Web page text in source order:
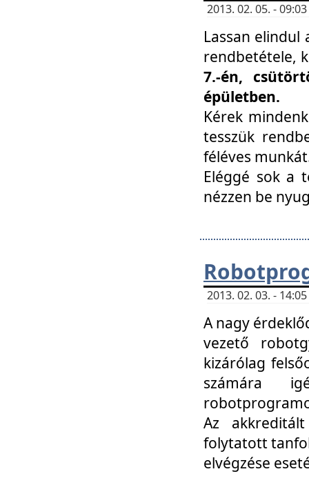
2013. 02. 05. -
Lassan elindul
rendbetétele,
7.-én,
épületben.
Kérek
tesszük
féléves
Eléggé sok a
nézzen be
2013. 02. 03. -
A nagy
vezető
kizárólag
számára
Az
folytatott
elvégzése